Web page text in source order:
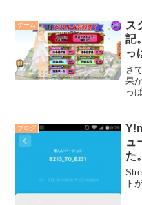
ゲーム
ス
記
っ
さ
果
っ
が
ブログ
ュ
た。
ト